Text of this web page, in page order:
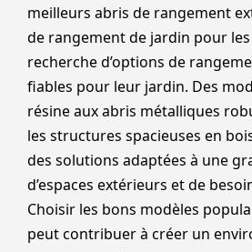
meilleurs abris de rangement
de rangement de jardin pour
recherche d’options de
fiables pour leur jardin. Des
résine aux abris métalliques
les structures spacieuses en
des solutions adaptées à une
d’espaces extérieurs et de
Choisir les bons modèles
peut contribuer à créer un